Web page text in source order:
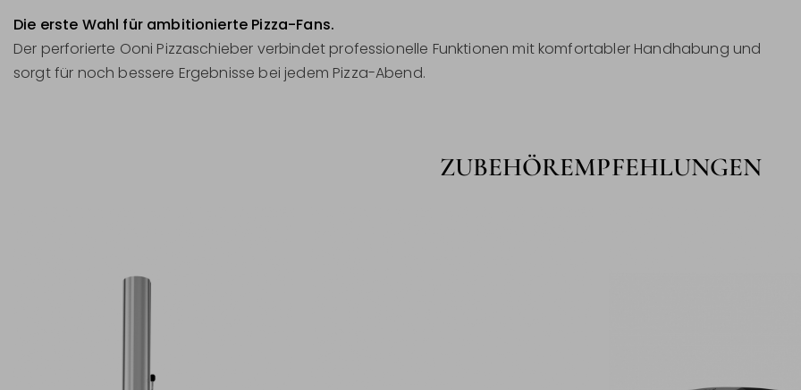
Die erste Wahl für ambitionierte Pizza-Fans.
Der perforierte Ooni Pizzaschieber verbindet professionelle Funktionen mit komfortabler Handhabung und
sorgt für noch bessere Ergebnisse bei jedem Pizza-Abend.
ZUBEHÖREMPFEHLUNGEN